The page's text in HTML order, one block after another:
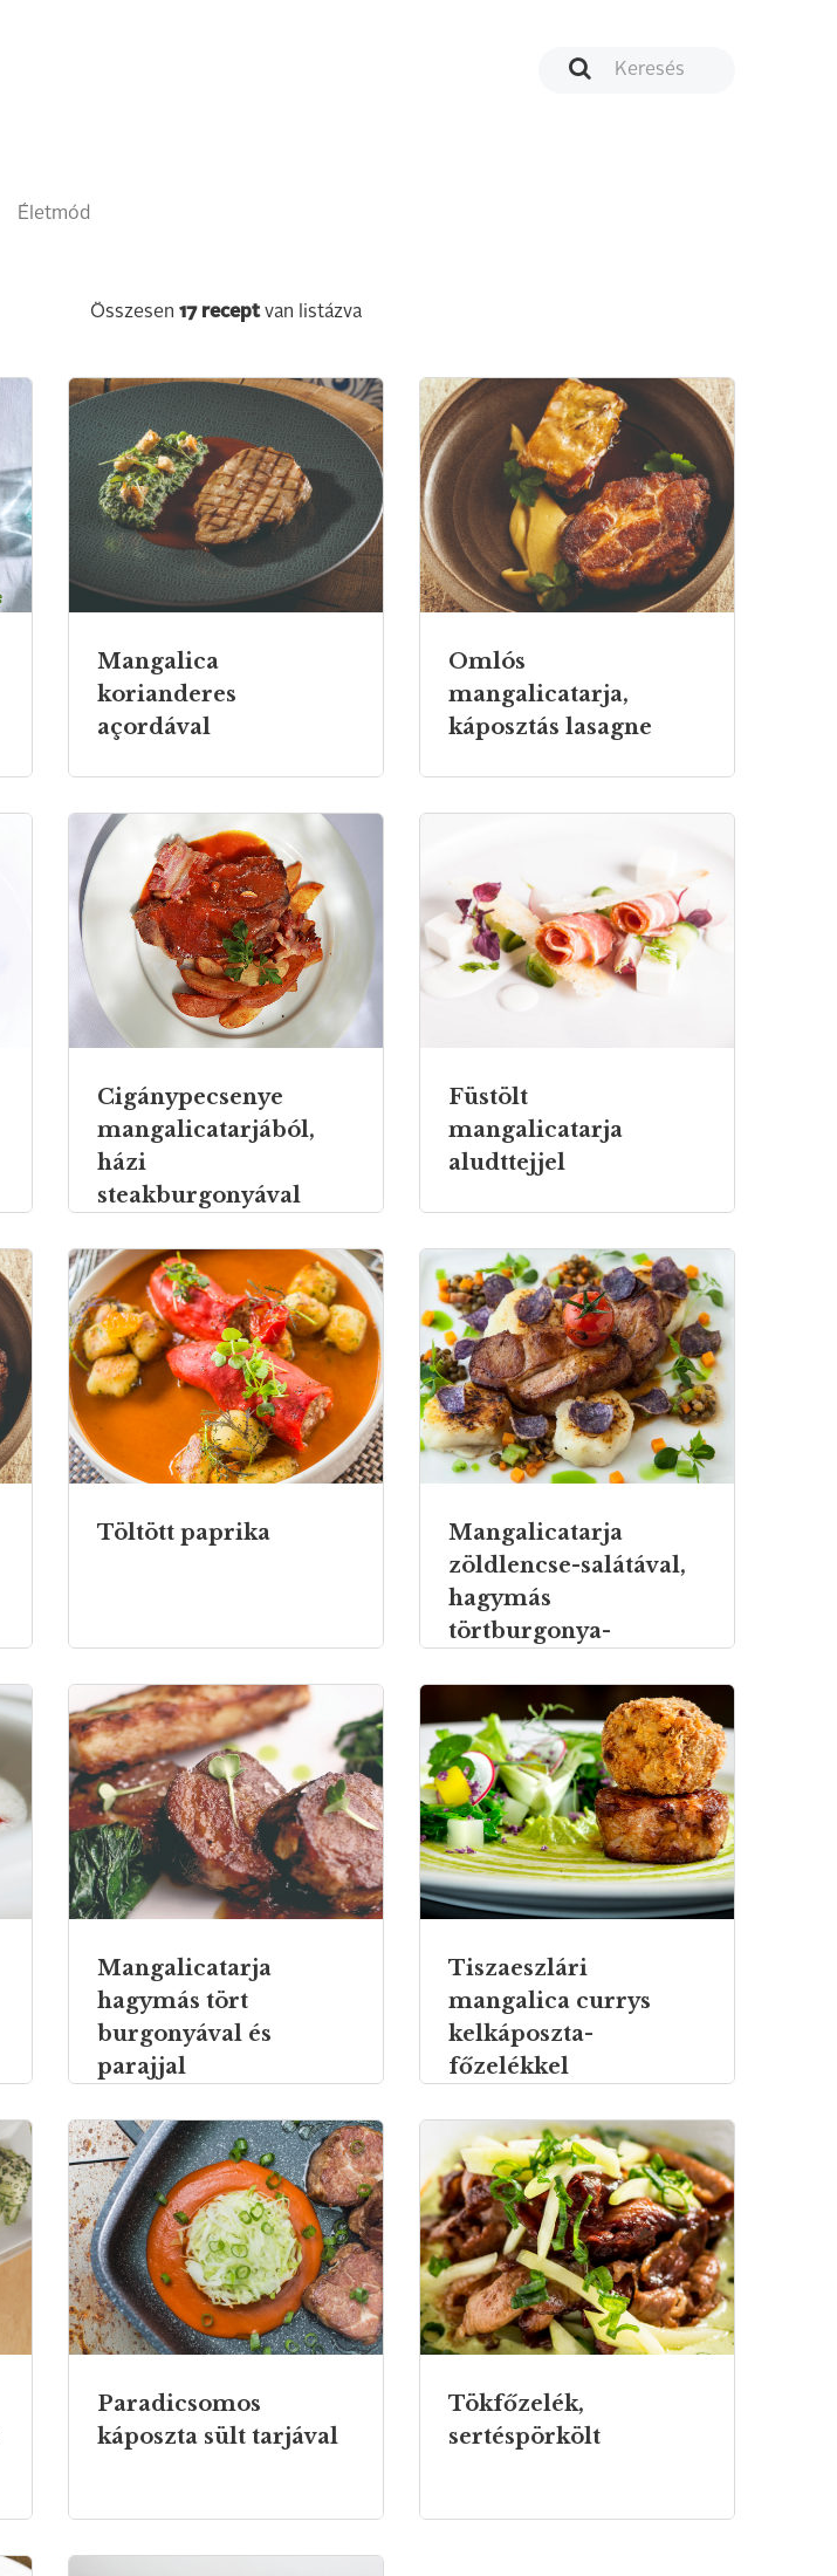
Életmód
Összesen 17 receptvan listázva
Mangalica
korianderes
açordával
Omlós
mangalicatarja,
káposztás lasagne
Cigánypecsenye
mangalicatarjából,
házi
steakburgonyával
Füstölt
mangalicatarja
aludttejjel
Töltött paprika
Mangalicatarja
zöldlencse-salátával,
hagymás
törtburgonya-
Mangalicatarja
hagymás tört
burgonyával és
parajjal
Tiszaeszlári
mangalica currys
kelkáposzta-
főzelékkel
Paradicsomos
káposzta sült tarjával
Tökfőzelék,
sertéspörkölt